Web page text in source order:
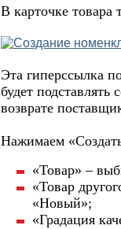
В карточке товара
Эта гиперссылка
будет
возврате
Нажимаем
«Товар» –
«Товар
«Новый»;
«Градация